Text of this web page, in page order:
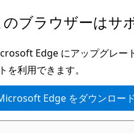
のブラウザーはサ
Edge にアップグレー
を利用できます。
Edge をダウンロー